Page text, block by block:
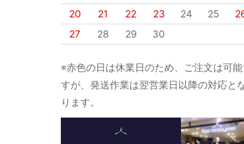
20
21 22 23 24 25
27
28 29 30
※赤色の日は休業日のため、ご注文は可
すが、発送作業は翌営業日以降の対応と
ります。